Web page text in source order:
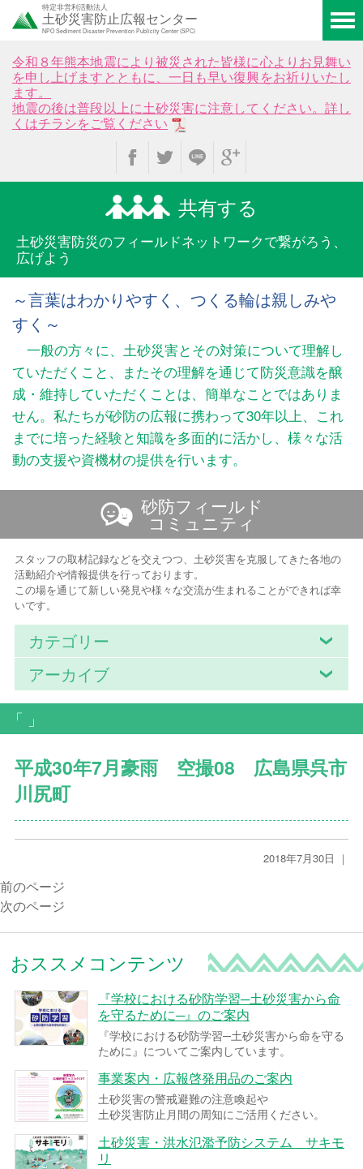
特定非営利活動法人
土砂災害防止広報センター
NPO Sediment Disaster Prevention Publicity Center (SPC)
令和８年熊本地震により被災された皆様に心よりお見舞い
を申し上げますとともに、一日も早い復興をお祈りいたし
ます。
地震の後は普段以上に土砂災害に注意してください。詳し
くはチラシをご覧ください
共有する
土砂災害防災のフィールドネットワークで繋がろう、
広げよう
～言葉はわかりやすく、つくる輪は親しみや
すく～
一般の方々に、土砂災害とその対策について理解し
ていただくこと、またその理解を通じて防災意識を醸
成・維持していただくことは、簡単なことではありま
せん。私たちが砂防の広報に携わって30年以上、これ
までに培った経験と知識を多面的に活かし、様々な活
動の支援や資機材の提供を行います。
砂防フィールド
コミュニティ
スタッフの取材記録などを交えつつ、土砂災害を克服してきた各地の
活動紹介や情報提供を行っております。
この場を通じて新しい発見や様々な交流が生まれることができれば幸
いです。
カテゴリー
アーカイブ
「 」
平成30年7月豪雨 空撮08 広島県呉市
川尻町
2018年7月30日 ｜
前のページ
次のページ
おススメコンテンツ
『学校における砂防学習─土砂災害から命
を守るために─』のご案内
『学校における砂防学習─土砂災害から命を守る
ために』についてご案内しています。
事業案内・広報啓発用品のご案内
土砂災害の警戒避難の注意喚起や
土砂災害防止月間の周知にご活用ください。
土砂災害・洪水氾濫予防システム サキモ
リ